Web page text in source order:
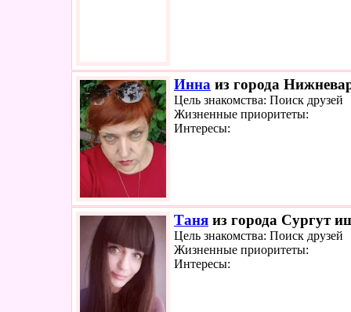
Инна из города
Цель знакомства: Поиск друзей
Жизненные приоритеты:
Интересы:
Таня из города Сургут
Цель знакомства: Поиск друзей
Жизненные приоритеты:
Интересы: